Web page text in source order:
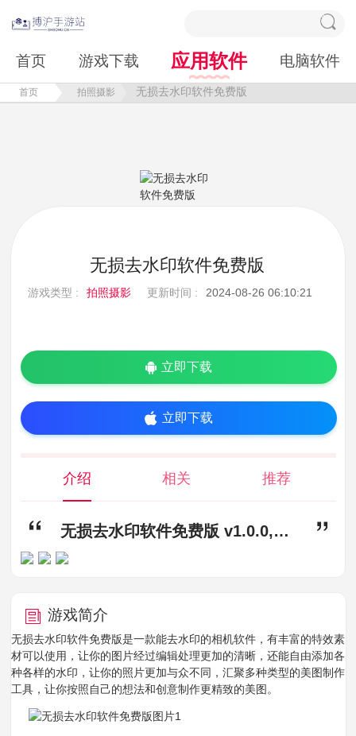
首页 游戏下载 应用软件 电脑软件
首页 拍照摄影 无损去水印软件免费版
无损去水印软件免费版
游戏类型 : 拍照摄影 更新时间 : 2024-08-26 06:10:21
立即下载
立即下载
介绍 相关 推荐
无损去水印软件免费版 v1.0.0,无损去水印app下载,无损去水印软件免费版
游戏简介
无损去水印软件免费版是一款能去水印的相机软件，有丰富的特效素
材可以使用，让你的图片经过编辑处理更加的清晰，还能自由添加各
种各样的水印，让你的照片更加与众不同，汇聚多种类型的美图制作
工具，让你按照自己的想法和创意制作更精致的美图。